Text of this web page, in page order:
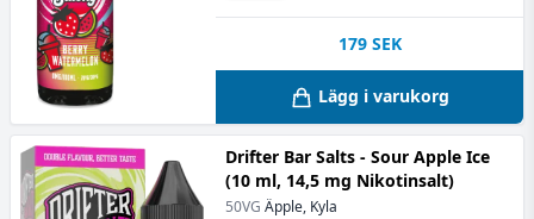
179 SEK
Lägg i varukorg
Drifter Bar Salts - Sour Apple Ice
(10 ml, 14,5 mg Nikotinsalt)
50VG Äpple, Kyla